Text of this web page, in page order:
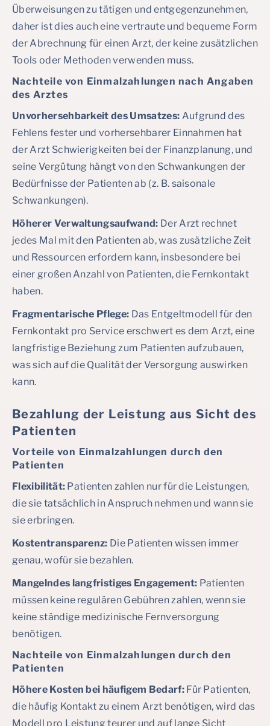
Überweisungen zu tätigen und entgegenzunehmen,
daher ist dies auch eine vertraute und bequeme Form
der Abrechnung für einen Arzt, der keine zusätzlichen
Tools oder Methoden verwenden muss.
Nachteile von Einmalzahlungen nach Angaben
des Arztes
Unvorhersehbarkeit des Umsatzes: Aufgrund des
Fehlens fester und vorhersehbarer Einnahmen hat
der Arzt Schwierigkeiten bei der Finanzplanung, und
seine Vergütung hängt von den Schwankungen der
Bedürfnisse der Patienten ab (z. B. saisonale
Schwankungen).
Höherer Verwaltungsaufwand: Der Arzt rechnet
jedes Mal mit den Patienten ab, was zusätzliche Zeit
und Ressourcen erfordern kann, insbesondere bei
einer großen Anzahl von Patienten, die Fernkontakt
haben.
Fragmentarische Pflege: Das Entgeltmodell für den
Fernkontakt pro Service erschwert es dem Arzt, eine
langfristige Beziehung zum Patienten aufzubauen,
was sich auf die Qualität der Versorgung auswirken
kann.
Bezahlung der Leistung aus Sicht des
Patienten
Vorteile von Einmalzahlungen durch den
Patienten
Flexibilität: Patienten zahlen nur für die Leistungen,
die sie tatsächlich in Anspruch nehmen und wann sie
sie erbringen.
Kostentransparenz: Die Patienten wissen immer
genau, wofür sie bezahlen.
Mangelndes langfristiges Engagement: Patienten
müssen keine regulären Gebühren zahlen, wenn sie
keine ständige medizinische Fernversorgung
benötigen.
Nachteile von Einmalzahlungen durch den
Patienten
Höhere Kosten bei häufigem Bedarf: Für Patienten,
die häufig Kontakt zu einem Arzt benötigen, wird das
Modell pro Leistung teurer und auf lange Sicht